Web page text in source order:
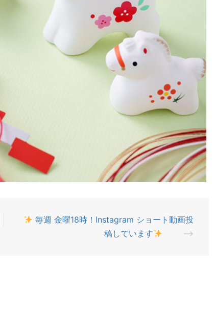
毎週 金曜18時！Instagram ショート動画投
稿しています
⟶